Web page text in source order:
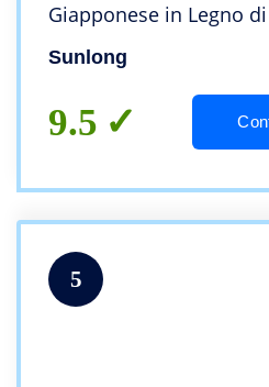
Giapponese in Legno
Fodero in Noce con
Flanella
Sunlong
9.5
5